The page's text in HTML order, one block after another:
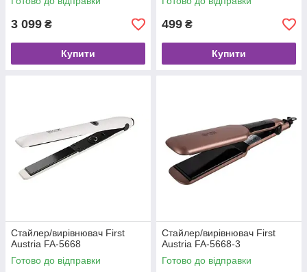
3 099 ₴
Купити
499 ₴
Купити
Стайлер/вирівнювач First
Austria FA-5668
Готово до відправки
Стайлер/вирівнювач First
Austria FA-5668-3
Готово до відправки